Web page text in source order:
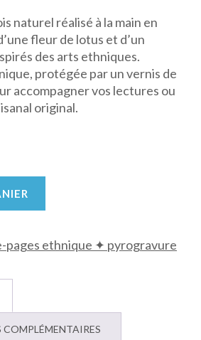
naturel réalisé à la main en
fleur de lotus et d’un
des arts ethniques.
protégée par un vernis de
accompagner vos lectures ou
original.
pages ethnique ✦ pyrogravure